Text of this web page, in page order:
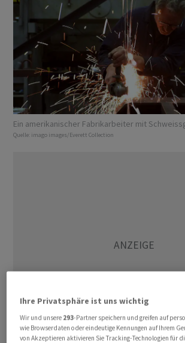
Ein amerikanischer Fabrikarbeiter mit
Quelle: imago images/Everett Collection
Ihre Privatsphäre ist uns wichtig
Wir und unsere 293-Partner speichern und greifen auf
wie Browserdaten oder eindeutige Kennungen auf Ihrem
von Akzeptieren aktivieren Sie Tracking-Technologien für